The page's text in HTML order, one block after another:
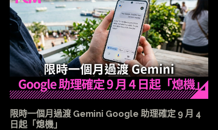
限時一個月過渡 Gemini Google 助理確定 9 月 4
日起「熄機」